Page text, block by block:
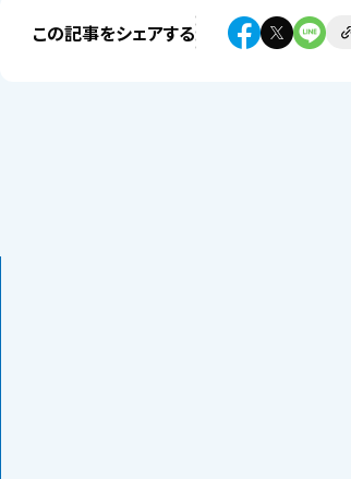
この記事をシェアする